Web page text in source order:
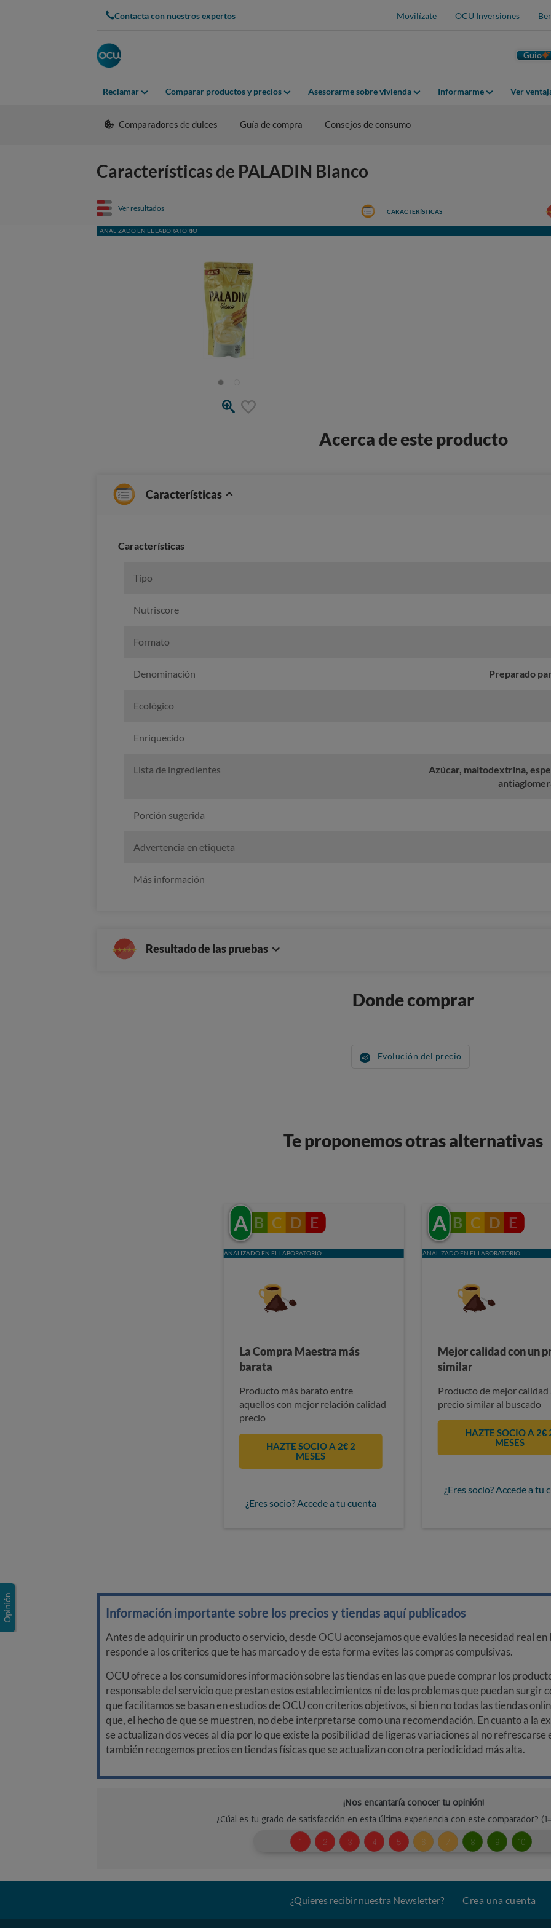
Contacta con nuestros expertos Movilízate OCU Inversiones
Guio
Reclamar Comparar productos y precios Asesorarme sobre vivienda Informarme Ver
Comparadores de dulces Guía de compra Consejos de consumo
Características de PALADIN Blanco
Ver resultados
ANALIZADO EN EL LABORATORIO
CARACTERÍSTICAS
Acerca de este producto
Características
Características
Tipo
Nutriscore
Formato
Denominación Preparado
Ecológico
Enriquecido
Lista de ingredientes
Azúcar, maltodextrina,
Porción sugerida
Advertencia en etiqueta
Más información
Resultado de las pruebas
Donde comprar
Evolución del precio
Te proponemos otras alternativas
A B C D E
ANALIZADO EN EL LABORATORIO
La Compra Maestra más
barata
Producto más barato entre
aquellos con mejor relación calidad
precio
HAZTE SOCIO A 2€ 2
MESES
¿Eres socio? Accede a tu cuenta
A B C D E
ANALIZADO EN EL LABORATORIO
Mejor calidad con un
similar
Producto de mejor calidad
precio similar al buscado
HAZTE SOCIO A 2€
MESES
¿Eres socio? Accede a tu
Información importante sobre los precios y tiendas aquí publicados
Antes de adquirir un producto o servicio, desde OCU aconsejamos que evalúes la necesidad real
responde a los criterios que te has marcado y de esta forma evites las compras compulsivas.
OCU ofrece a los consumidores información sobre las tiendas en las que puede comprar los
responsable del servicio que prestan estos establecimientos ni de los problemas que puedan surgir
que facilitamos se basan en estudios de OCU con criterios objetivos, si bien no todas las tiendas
que, el hecho de que se muestren, no debe interpretarse como una recomendación. En cuanto a la
se actualizan dos veces al día por lo que existe la posibilidad de ligeras variaciones al no refrescarse
también recogemos precios en tiendas físicas que se actualizan con otra periodicidad más alta.
¿Quieres recibir nuestra Newsletter? Crea una cuenta